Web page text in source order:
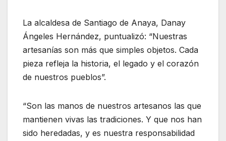
La alcaldesa de Santiago de Anaya, Danay
Ángeles Hernández, puntualizó: “Nuestras
artesanías son más que simples objetos. Cada
pieza refleja la historia, el legado y el corazón
de nuestros pueblos”.
“Son las manos de nuestros artesanos las que
mantienen vivas las tradiciones. Y que nos han
sido heredadas, y es nuestra responsabilidad